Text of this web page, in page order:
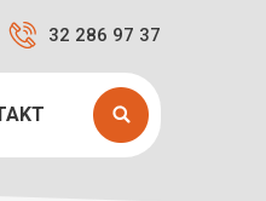
32 286 97 37